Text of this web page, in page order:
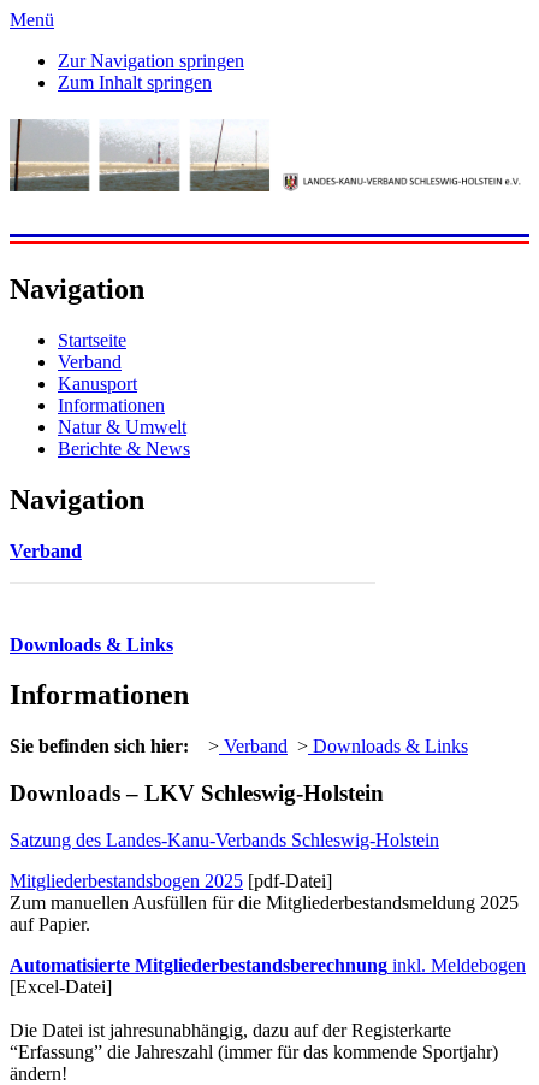
Menü
Zur Navigation springen
Zum Inhalt springen
Navigation
Startseite
Verband
Kanusport
Informationen
Natur & Umwelt
Berichte & News
Navigation
Verband
Downloads & Links
Informationen
Sie befinden sich hier: > Verband > Downloads & Links
Downloads – LKV Schleswig-Holstein
Satzung des Landes-Kanu-Verbands Schleswig-Holstein
Mitgliederbestandsbogen 2025 [pdf-Datei]
Zum manuellen Ausfüllen für die Mitgliederbestandsmeldung 2025
auf Papier.
Automatisierte Mitgliederbestandsberechnung inkl. Meldebogen
[Excel-Datei]
Die Datei ist jahresunabhängig, dazu auf der Registerkarte
“Erfassung” die Jahreszahl (immer für das kommende Sportjahr)
ändern!